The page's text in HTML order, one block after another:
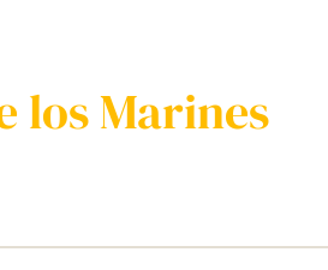
los Marines